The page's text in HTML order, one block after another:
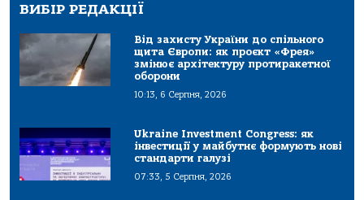
ВИБІР РЕДАКЦІЇ
Від захисту України до спільного
щита Європи: як проєкт «Фрея»
змінює архітектуру протиракетної
оборони
10:13, 6 Серпня, 2026
Ukraine Investment Congress: як
інвестиції у майбутнє формують нові
стандарти галузі
07:33, 5 Серпня, 2026